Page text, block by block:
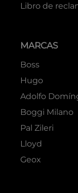
Libro de
MARCAS
Boss
Hugo
Adolfo
Boggi Milano
Pal Zileri
Lloyd
Geox